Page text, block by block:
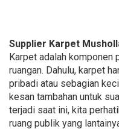
Supplier Karpet
Karpet adalah komponen
ruangan. Dahulu, karpet
pribadi atau sebagian
kesan tambahan untuk
terjadi saat ini, kita
ruang publik yang